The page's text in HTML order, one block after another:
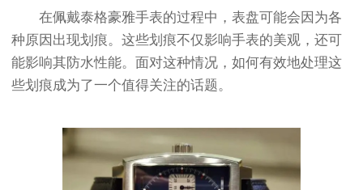
在佩戴泰格豪雅手表的过程中，表盘可能会因为各
种原因出现划痕。这些划痕不仅影响手表的美观，还可
能影响其防水性能。面对这种情况，如何有效地处理这
些划痕成为了一个值得关注的话题。